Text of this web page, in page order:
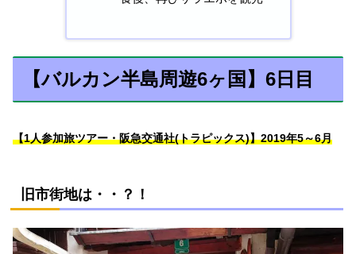
【バルカン半島周遊6ヶ国】6日目
【1人参加旅ツアー・阪急交通社(トラピックス)】2019年5～6月
旧市街地は・・？！